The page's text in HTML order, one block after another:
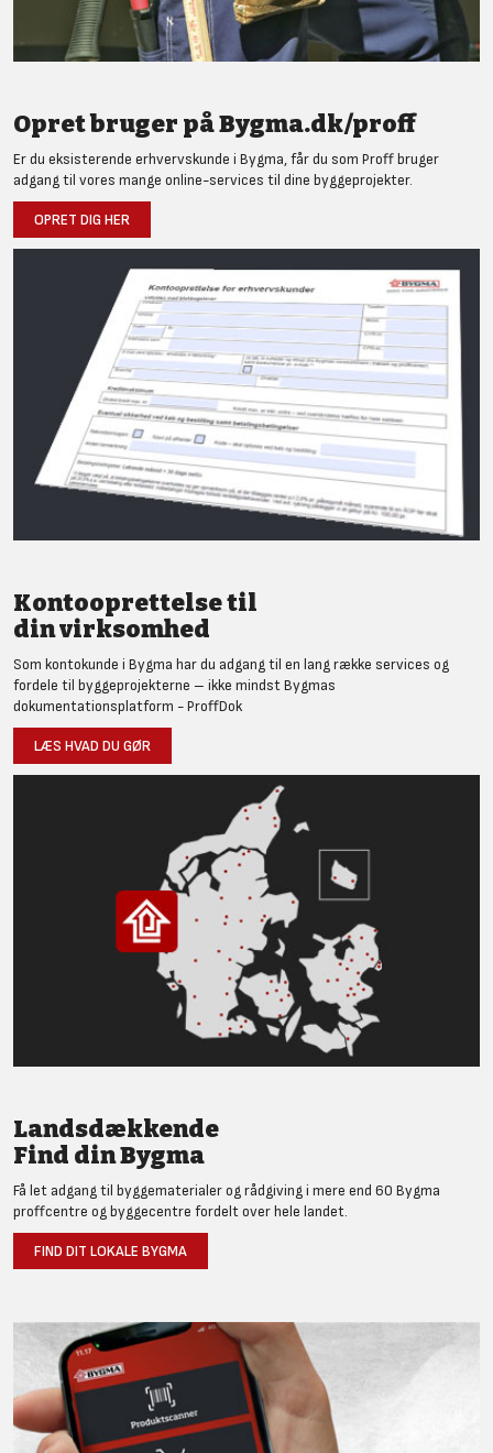
Opret bruger på Bygma.dk/proff
Er du eksisterende erhvervskunde i Bygma, får du som Proff bruger
adgang til vores mange online-services til dine byggeprojekter.
OPRET DIG HER
Kontooprettelse til
din virksomhed
Som kontokunde i Bygma har du adgang til en lang række services og
fordele til byggeprojekterne – ikke mindst Bygmas
dokumentationsplatform - ProffDok
LÆS HVAD DU GØR
Landsdækkende
Find din Bygma
Få let adgang til byggematerialer og rådgiving i mere end 60 Bygma
proffcentre og byggecentre fordelt over hele landet.
FIND DIT LOKALE BYGMA